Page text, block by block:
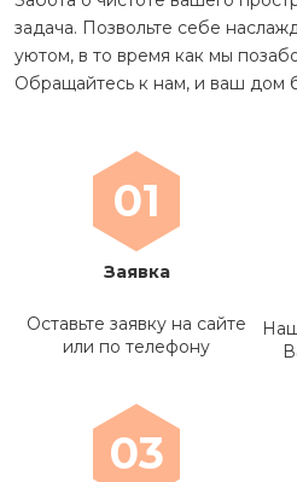
задача. Позвольте себе
уютом, в то время как мы
Обращайтесь к нам, и ваш дом
01
Заявка
Оставьте заявку на сайте
или по телефону
03